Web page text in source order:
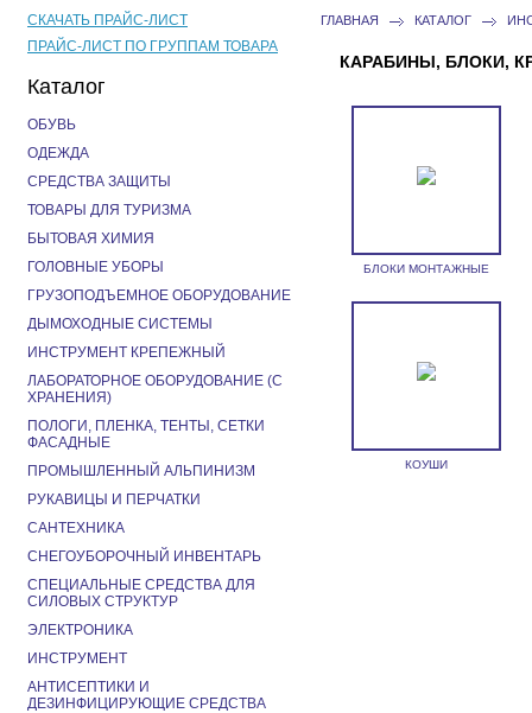
ГЛАВНАЯ КАТАЛОГ
КАРАБИНЫ, БЛОКИ,
БЛОКИ МОНТАЖНЫЕ
КОУШИ
СКАЧАТЬ ПРАЙС-ЛИСТ
ПРАЙС-ЛИСТ ПО ГРУППАМ ТОВАРА
Каталог
ОБУВЬ
ОДЕЖДА
СРЕДСТВА ЗАЩИТЫ
ТОВАРЫ ДЛЯ ТУРИЗМА
БЫТОВАЯ ХИМИЯ
ГОЛОВНЫЕ УБОРЫ
ГРУЗОПОДЪЕМНОЕ ОБОРУДОВАНИЕ
ДЫМОХОДНЫЕ СИСТЕМЫ
ИНСТРУМЕНТ КРЕПЕЖНЫЙ
ЛАБОРАТОРНОЕ ОБОРУДОВАНИЕ (С
ХРАНЕНИЯ)
ПОЛОГИ, ПЛЕНКА, ТЕНТЫ, СЕТКИ
ФАСАДНЫЕ
ПРОМЫШЛЕННЫЙ АЛЬПИНИЗМ
РУКАВИЦЫ И ПЕРЧАТКИ
САНТЕХНИКА
СНЕГОУБОРОЧНЫЙ ИНВЕНТАРЬ
СПЕЦИАЛЬНЫЕ СРЕДСТВА ДЛЯ
СИЛОВЫХ СТРУКТУР
ЭЛЕКТРОНИКА
ИНСТРУМЕНТ
АНТИСЕПТИКИ И
ДЕЗИНФИЦИРУЮЩИЕ СРЕДСТВА